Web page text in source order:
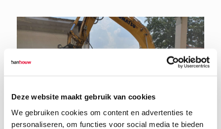
Deze website maakt gebruik van cookies
We gebruiken cookies om content en advertenties te
personaliseren, om functies voor social media te bieden